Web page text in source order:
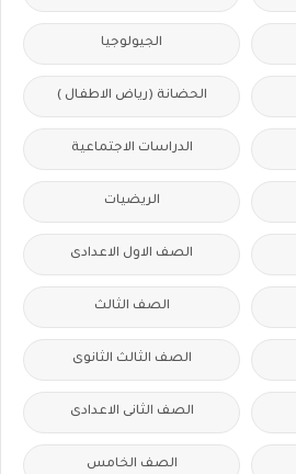
الجيولوجيا
الحضانة (رياض الاطفال )
الدراسات الاجتماعية
الريضيات
الصف الاول الاعدادى
الصف الثالث
الصف الثالث الثانوى
الصف الثانى الاعدادى
الصف الخامس